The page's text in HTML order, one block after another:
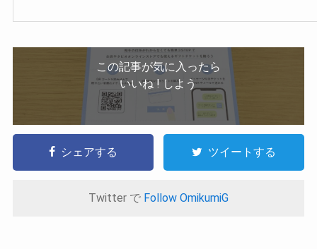
この記事が気に入ったら
いいね ! しよう
シェアする ツイートする
Twitter で Follow OmikumiG